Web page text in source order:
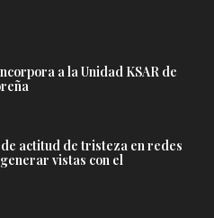
a la Unidad KSAR de
actitud de tristeza en redes
vistas con el